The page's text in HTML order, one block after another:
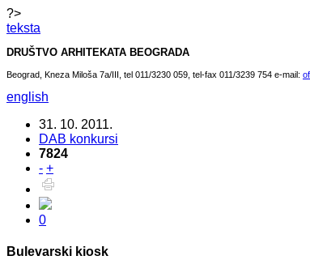
?>
teksta
DRUŠTVO ARHITEKATA BEOGRADA
Beograd, Kneza Miloša 7a/III, tel 011/3230 059, tel-fax 011/3239 754 e-mail:
english
31. 10. 2011.
DAB konkursi
7824
- +
0
Bulevarski kiosk